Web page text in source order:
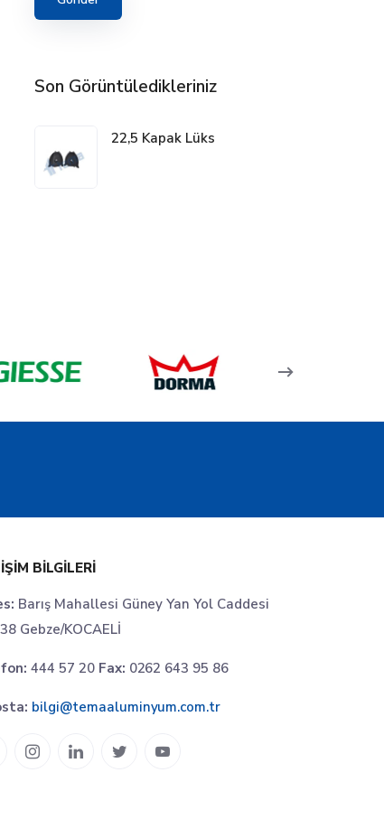
Son Görüntüledikleriniz
22,5 Kapak Lüks
BILGILERI
Barış Mahallesi Güney Yan Yol Caddesi
Gebze/KOCAELİ
444 57 20 Fax: 0262 643 95 86
bilgi@temaaluminyum.com.tr